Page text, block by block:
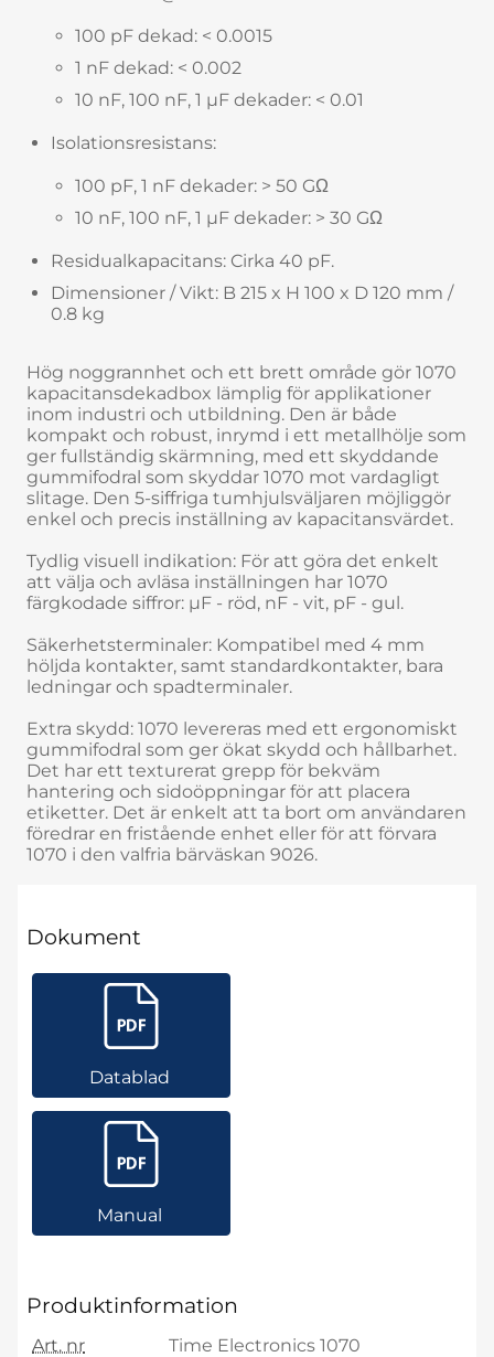
100 pF dekad: < 0.0015
1 nF dekad: < 0.002
10 nF, 100 nF, 1 µF dekader: < 0.01
Isolationsresistans:
100 pF, 1 nF dekader: > 50 GΩ
10 nF, 100 nF, 1 µF dekader: > 30 GΩ
Residualkapacitans: Cirka 40 pF.
Dimensioner / Vikt: B 215 x H 100 x D 120 mm /
0.8 kg
Hög noggrannhet och ett brett område gör 1070
kapacitansdekadbox lämplig för applikationer
inom industri och utbildning. Den är både
kompakt och robust, inrymd i ett metallhölje som
ger fullständig skärmning, med ett skyddande
gummifodral som skyddar 1070 mot vardagligt
slitage. Den 5-siffriga tumhjulsväljaren möjliggör
enkel och precis inställning av kapacitansvärdet.
Tydlig visuell indikation: För att göra det enkelt
att välja och avläsa inställningen har 1070
färgkodade siffror: µF - röd, nF - vit, pF - gul.
Säkerhetsterminaler: Kompatibel med 4 mm
höljda kontakter, samt standardkontakter, bara
ledningar och spadterminaler.
Extra skydd: 1070 levereras med ett ergonomiskt
gummifodral som ger ökat skydd och hållbarhet.
Det har ett texturerat grepp för bekväm
hantering och sidoöppningar för att placera
etiketter. Det är enkelt att ta bort om användaren
föredrar en fristående enhet eller för att förvara
1070 i den valfria bärväskan 9026.
Dokument
Datablad
Manual
Produktinformation
Art. nr Time Electronics 1070